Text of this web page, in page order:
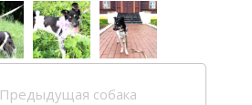
Предыдущая собака